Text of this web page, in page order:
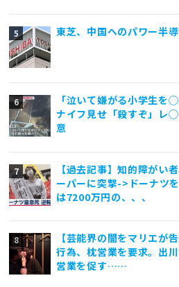
東芝、中国へのパワー半
「泣いて嫌がる小学生を
ナイフ見せ「殺すぞ」レ
意
【過去記事】知的障がい
ーパーに突撃->ドーナツ
は7200万円の、、、
【芸能界の闇をマリエが
行為、枕営業を要求。出
営業を促す……